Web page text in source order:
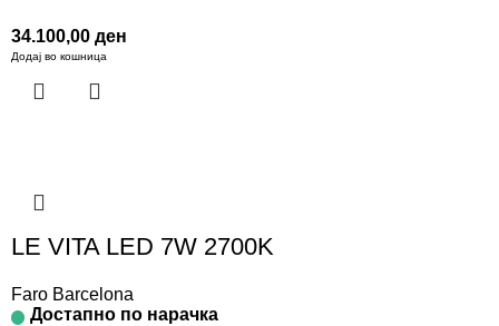
34.100,00 ден
Додај во кошница
LE VITA LED 7W 2700K
Faro Barcelona
Достапно по нарачка